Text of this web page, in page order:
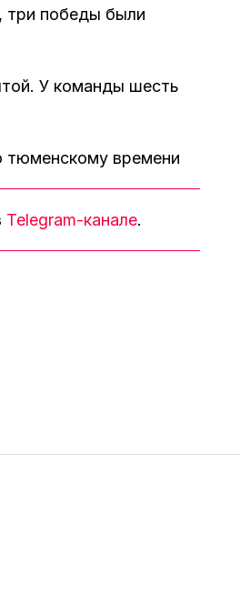
три победы были
У команды шесть
тюменскому времени
Telegram-канале.